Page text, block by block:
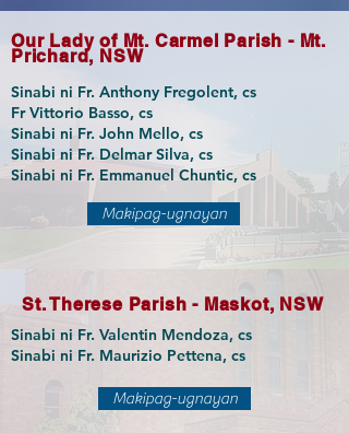
Our Lady of Mt. Carmel Parish - Mt.
Prichard, NSW
Sinabi ni Fr. Anthony Fregolent, cs
Fr Vittorio Basso, cs
Sinabi ni Fr. John Mello, cs
Sinabi ni Fr. Delmar Silva, cs
Sinabi ni Fr. Emmanuel Chuntic, cs
Makipag-ugnayan
St. Therese Parish - Maskot, NSW
Sinabi ni Fr. Valentin Mendoza, cs
Sinabi ni Fr. Maurizio Pettena, cs
Makipag-ugnayan